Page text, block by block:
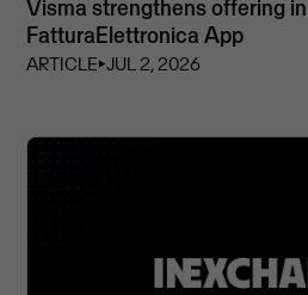
Visma strengthens offering
FatturaElettronica App
ARTICLE⏵JUL 2, 2026